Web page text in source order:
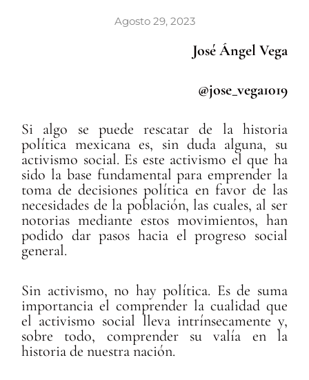
Agosto 29, 2023
José Ángel Vega
@jose_vega1019
Si algo se puede rescatar de la historia
política mexicana es, sin duda alguna, su
activismo social. Es este activismo el que ha
sido la base fundamental para emprender la
toma de decisiones política en favor de las
necesidades de la población, las cuales, al ser
notorias mediante estos movimientos, han
podido dar pasos hacia el progreso social
general.
Sin activismo, no hay política. Es de suma
importancia el comprender la cualidad que
el activismo social lleva intrínsecamente y,
sobre todo, comprender su valía en la
historia de nuestra nación.